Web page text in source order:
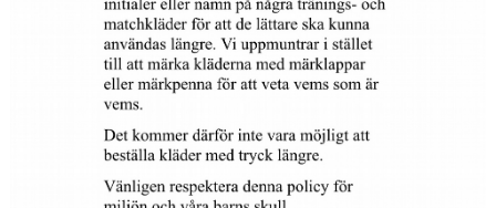
MEDLEMSKAP OCH AVGIFTER
FRITIDSKORTET
FOTBOLLSSKOLAN 2026
TRÄNINGSTIDER 2026
RUTIN PLANSCHEMA VID MATCHER